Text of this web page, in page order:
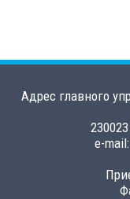
Адрес главного
e-